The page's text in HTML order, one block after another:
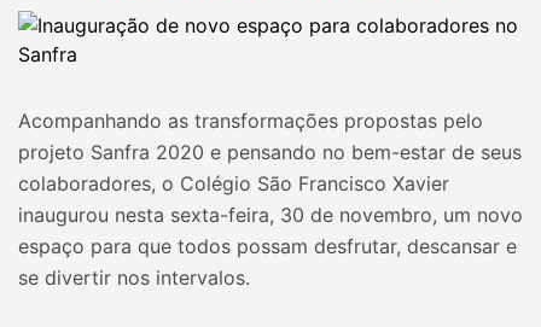
Acompanhando as transformações propostas pelo
projeto Sanfra 2020 e pensando no bem-estar de seus
colaboradores, o Colégio São Francisco Xavier
inaugurou nesta sexta-feira, 30 de novembro, um novo
espaço para que todos possam desfrutar, descansar e
se divertir nos intervalos.